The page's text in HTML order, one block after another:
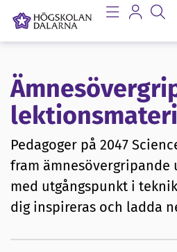
Pedagoger på 2047
fram
med utgångspunkt i
dig inspireras och ladda